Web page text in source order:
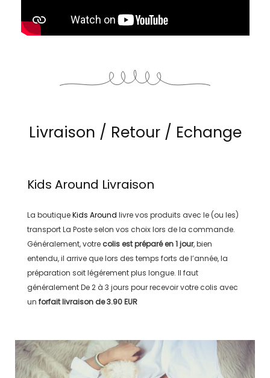
Livraison / Retour / Echange
Kids Around Livraison
La boutiqueKids Around livre vos produits avec le (ou les)
transportLa Posteselon vos choix lors de la commande.
Généralement, votre colis est préparé en1 jour, bien
entendu, il arrive que lors des temps forts de l’année, la
préparation soit légérement plus longue. Il faut
généralementDe 2 à 3 jours pour recevoir votre colis avec
un forfait livraison de3.90 EUR